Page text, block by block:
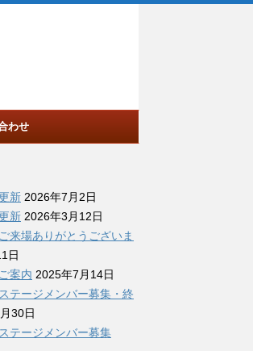
わせ
新 2026年7月2日
新 2026年3月12日
来場ありがとうございま
日
案内 2025年7月14日
テージメンバー募集・終
30日
テージメンバー募集